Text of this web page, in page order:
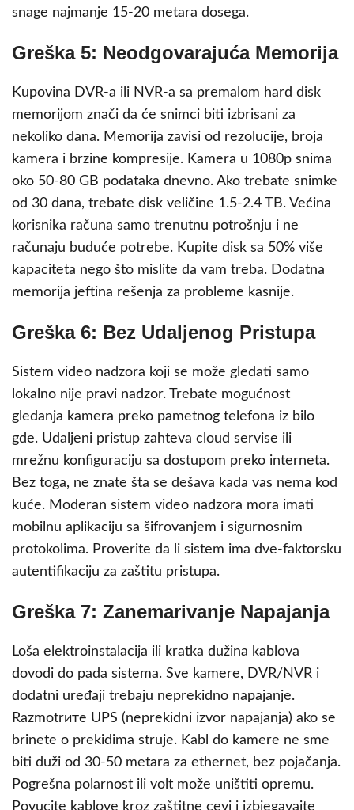
snage najmanje 15-20 metara dosega.
Greška 5: Neodgovarajuća Memorija
Kupovina DVR-a ili NVR-a sa premalom hard disk
memorijom znači da će snimci biti izbrisani za
nekoliko dana. Memorija zavisi od rezolucije, broja
kamera i brzine kompresije. Kamera u 1080p snima
oko 50-80 GB podataka dnevno. Ako trebate snimke
od 30 dana, trebate disk veličine 1.5-2.4 TB. Većina
korisnika računa samo trenutnu potrošnju i ne
računaju buduće potrebe. Kupite disk sa 50% više
kapaciteta nego što mislite da vam treba. Dodatna
memorija jeftina rešenja za probleme kasnije.
Greška 6: Bez Udaljenog Pristupa
Sistem video nadzora koji se može gledati samo
lokalno nije pravi nadzor. Trebate mogućnost
gledanja kamera preko pametnog telefona iz bilo
gde. Udaljeni pristup zahteva cloud servise ili
mrežnu konfiguraciju sa dostupom preko interneta.
Bez toga, ne znate šta se dešava kada vas nema kod
kuće. Moderan sistem video nadzora mora imati
mobilnu aplikaciju sa šifrovanjem i sigurnosnim
protokolima. Proverite da li sistem ima dve-faktorsku
autentifikaciju za zaštitu pristupa.
Greška 7: Zanemarivanje Napajanja
Loša elektroinstalacija ili kratka dužina kablova
dovodi do pada sistema. Sve kamere, DVR/NVR i
dodatni uređaji trebaju neprekidno napajanje.
Razmotrите UPS (neprekidni izvor napajanja) ako se
brinete o prekidima struje. Kabl do kamere ne sme
biti duži od 30-50 metara za ethernet, bez pojačanja.
Pogrešna polarnost ili volt može uništiti opremu.
Povucite kablove kroz zaštitne cevi i izbjegavajte